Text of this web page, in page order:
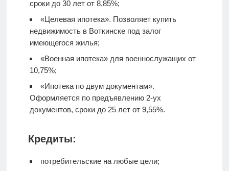
сроки до 30 лет от 8,85%;
«Целевая ипотека». Позволяет купить
недвижимость в Воткинске под залог
имеющегося жилья;
«Военная ипотека» для военнослужащих от
10,75%;
«Ипотека по двум документам».
Оформляется по предъявлению 2-ух
документов, сроки до 25 лет от 9,55%.
Кредиты:
потребительские на любые цели;